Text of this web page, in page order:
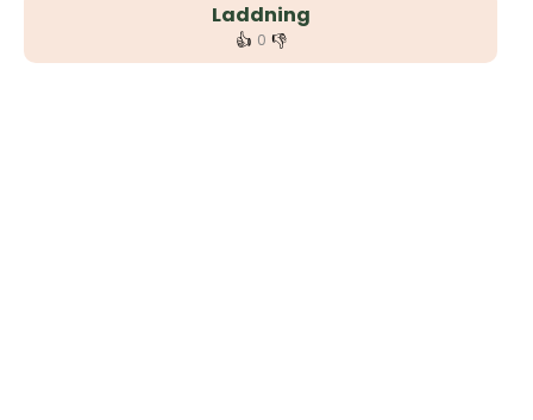
Laddning
👍 0 👎